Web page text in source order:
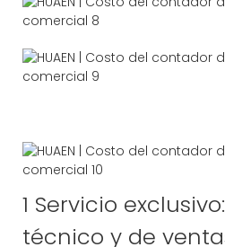
1 Servicio
técnico y de